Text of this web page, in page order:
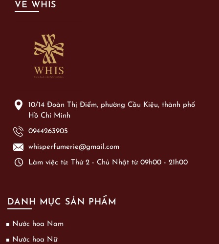
VỀ WHIS
10/14 Đoàn Thị Điểm, phường Cầu Kiệu, thành phố
Hồ Chí Minh
0944263905
whisperfumerie@gmail.com
Làm việc từ: Thứ 2 - Chủ Nhật từ 09h00 - 21h00
DANH MỤC SẢN PHẨM
Nước hoa Nam
Nước hoa Nữ